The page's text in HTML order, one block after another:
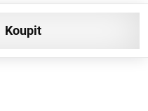
koupit